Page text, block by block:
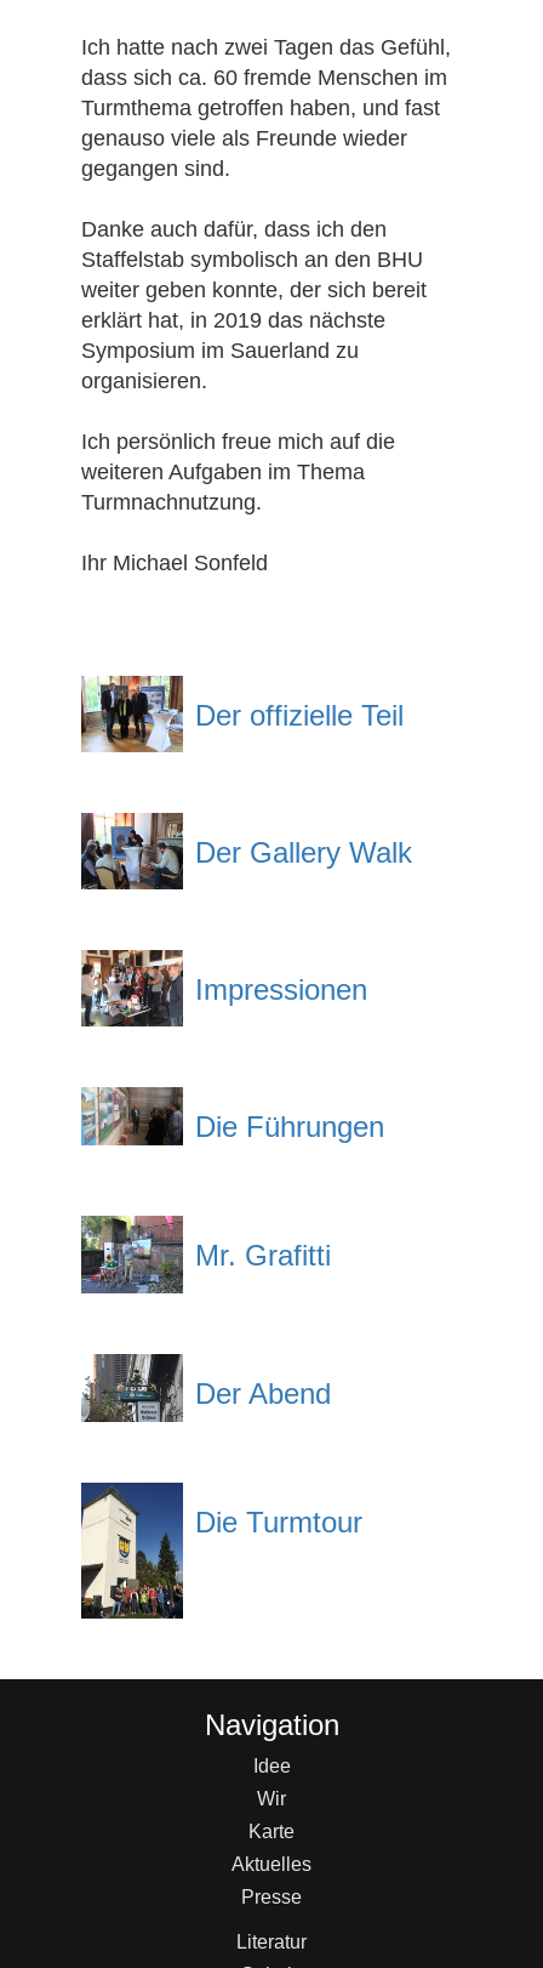
Ich hatte nach zwei Tagen das Gefühl,
dass sich ca. 60 fremde Menschen im
Turmthema getroffen haben, und fast
genauso viele als Freunde wieder
gegangen sind.
Danke auch dafür, dass ich den
Staffelstab symbolisch an den BHU
weiter geben konnte, der sich bereit
erklärt hat, in 2019 das nächste
Symposium im Sauerland zu
organisieren.
Ich persönlich freue mich auf die
weiteren Aufgaben im Thema
Turmnachnutzung.
Ihr Michael Sonfeld
Der offizielle Teil
Der Gallery Walk
Impressionen
Die Führungen
Mr. Grafitti
Der Abend
Die Turmtour
Navigation
Idee
Wir
Karte
Aktuelles
Presse
Literatur